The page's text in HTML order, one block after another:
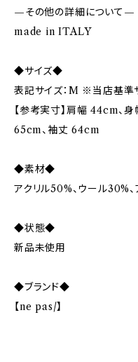
—その他の詳細について—
made in ITALY
◆サイズ◆
表記サイズ：M ※当店基準
【参考実寸】肩幅 44cm、
65cm、袖丈 64cm
◆素材◆
アクリル50%、ウール30%
◆状態◆
新品未使用
◆ブランド◆
【ne pas/】